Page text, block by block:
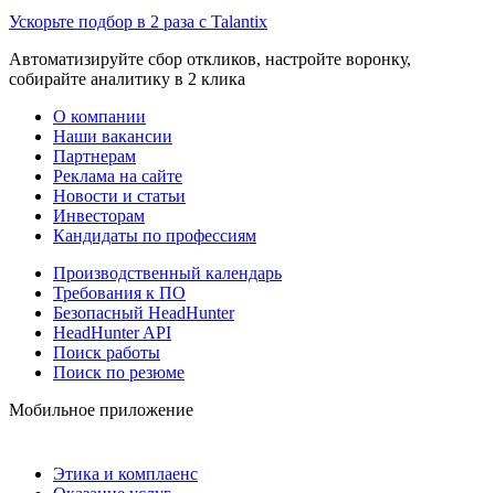
Ускорьте подбор в 2 раза с Talantix
Автоматизируйте сбор откликов, настройте воронку,
собирайте аналитику в 2 клика
О компании
Наши вакансии
Партнерам
Реклама на сайте
Новости и статьи
Инвесторам
Кандидаты по профессиям
Производственный календарь
Требования к ПО
Безопасный HeadHunter
HeadHunter API
Поиск работы
Поиск по резюме
Мобильное приложение
Этика и комплаенс